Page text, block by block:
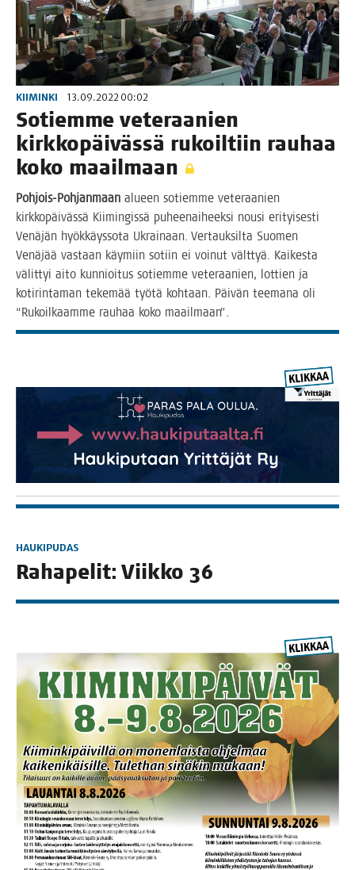
KIIMINKI 13.09.2022 00:02
Sotiem­me vete­raa­nien
kirk­ko­päi­väs­sä rukoil­tiin rau­haa
koko maailmaan
Poh­jois-Poh­jan­maan alu­een sotiem­me vete­raa­nien
kirk­ko­päi­väs­sä Kii­min­gis­sä puhee­nai­heek­si nousi eri­tyi­ses­ti
Venä­jän hyök­käys­so­ta Ukrai­naan. Ver­tauk­sil­ta Suo­men
Venä­jää vas­taan käy­miin sotiin ei voi­nut vält­tyä. Kai­kes­ta
välit­tyi aito kun­nioi­tus sotiem­me vete­raa­nien, lot­tien ja
koti­rin­ta­man teke­mää työ­tä koh­taan. Päi­vän tee­ma­na oli
“Rukoil­kaam­me rau­haa koko maailmaan”.
HAUKIPUDAS
Raha­pe­lit: Viik­ko 36